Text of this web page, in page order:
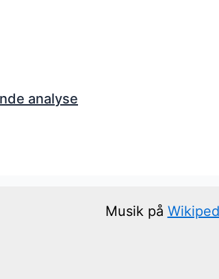
analyse
Musik på